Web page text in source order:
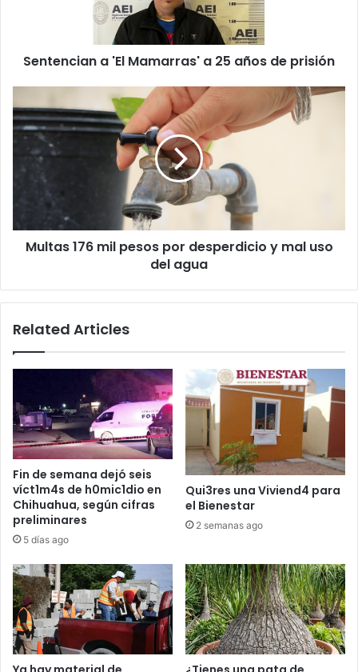
Sentencian a 'El Mamarras' a 25 años de prisión
176
mil
pesos
desperdicio
uso
delMultas 176 mil pesos por desperdicio y mal uso
del agua
Related Articles
Fin de semana dejó seis
víct1m4s de h0mic1dio en
Chihuahua, según cifras
preliminares
5 días ago
Qui3res una Viviend4 para
el Bienestar
2 semanas ago